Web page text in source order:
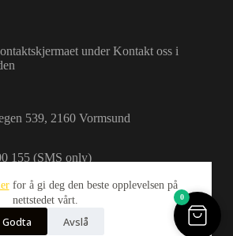
for å gi deg den beste opplevelsen på
nettstedet vårt.
Godta Avslå
under Kontakt oss i
539, 2160 Vormsund
155 (SMS only)
0